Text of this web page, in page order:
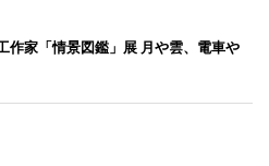
作家「情景図鑑」展 月や雲、電車や